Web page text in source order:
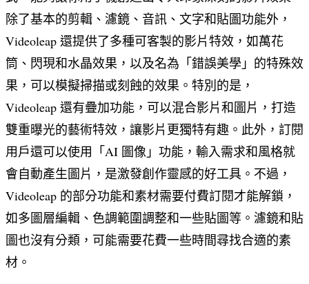
除了基本的剪輯、濾鏡、音訊、文字和貼圖功能外，
Videoleap 還提供了多種可客製的影片特效，如萬花
筒、閃現和水晶效果，以及名為「錯誤美學」的特殊效
果，可以模擬掃描或刻蝕的效果。特別的是，
Videoleap 還有疊加功能，可以混合影片和圖片，打造
雙重曝光的藝術特效，讓影片更獨特有趣。此外，訂閱
用戶還可以使用「AI 圖像」功能，輸入需求和風格就
會自動產生圖片，是激發創作靈感的好工具。不過，
Videoleap 的部分功能和素材需要付費訂閱才能解鎖，
如多圖層編輯、色調範圍調整和一些貼圖等。濾鏡和貼
圖也沒有分類，可能需要花費一些時間尋找合適的素
材。